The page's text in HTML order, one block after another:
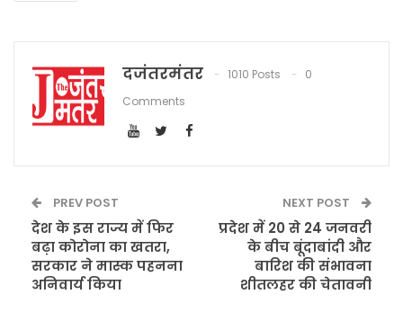
दजंतरमंतर 1010 Posts
0
Comments
PREV POST
देश के इस राज्य में फिर
बढ़ा कोरोना का खतरा,
सरकार ने मास्क पहनना
अनिवार्य किया
NEXT POST
प्रदेश में 20 से 24 जनवरी
के बीच बूंदाबांदी और
बारिश की संभावना
शीतलहर की चेतावनी